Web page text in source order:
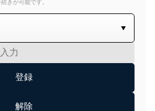
きが可能です。